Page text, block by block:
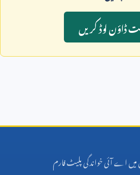
ڈاؤن لوڈ کريں
اے آئی خواندگی پلیٹ فارم